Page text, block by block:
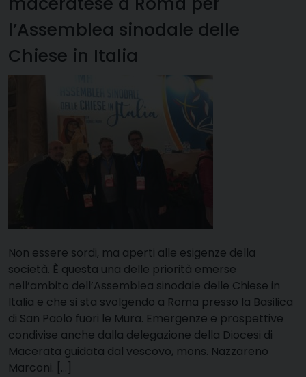
l’Assemblea sinodale delle
Chiese in Italia
Non essere sordi, ma aperti alle esigenze della
società. È questa una delle priorità emerse
nell’ambito dell’Assemblea sinodale delle Chiese in
Italia e che si sta svolgendo a Roma presso la Basilica
di San Paolo fuori le Mura. Emergenze e prospettive
condivise anche dalla delegazione della Diocesi di
Macerata guidata dal vescovo, mons. Nazzareno
Marconi. […]